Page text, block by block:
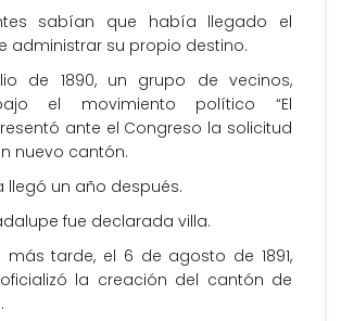
sabían que había llegado el
administrar su propio destino.
de 1890, un grupo de vecinos,
el movimiento político “El
ante el Congreso la solicitud
nuevo cantón.
llegó un año después.
fue declarada villa.
tarde, el 6 de agosto de 1891,
la creación del cantón de